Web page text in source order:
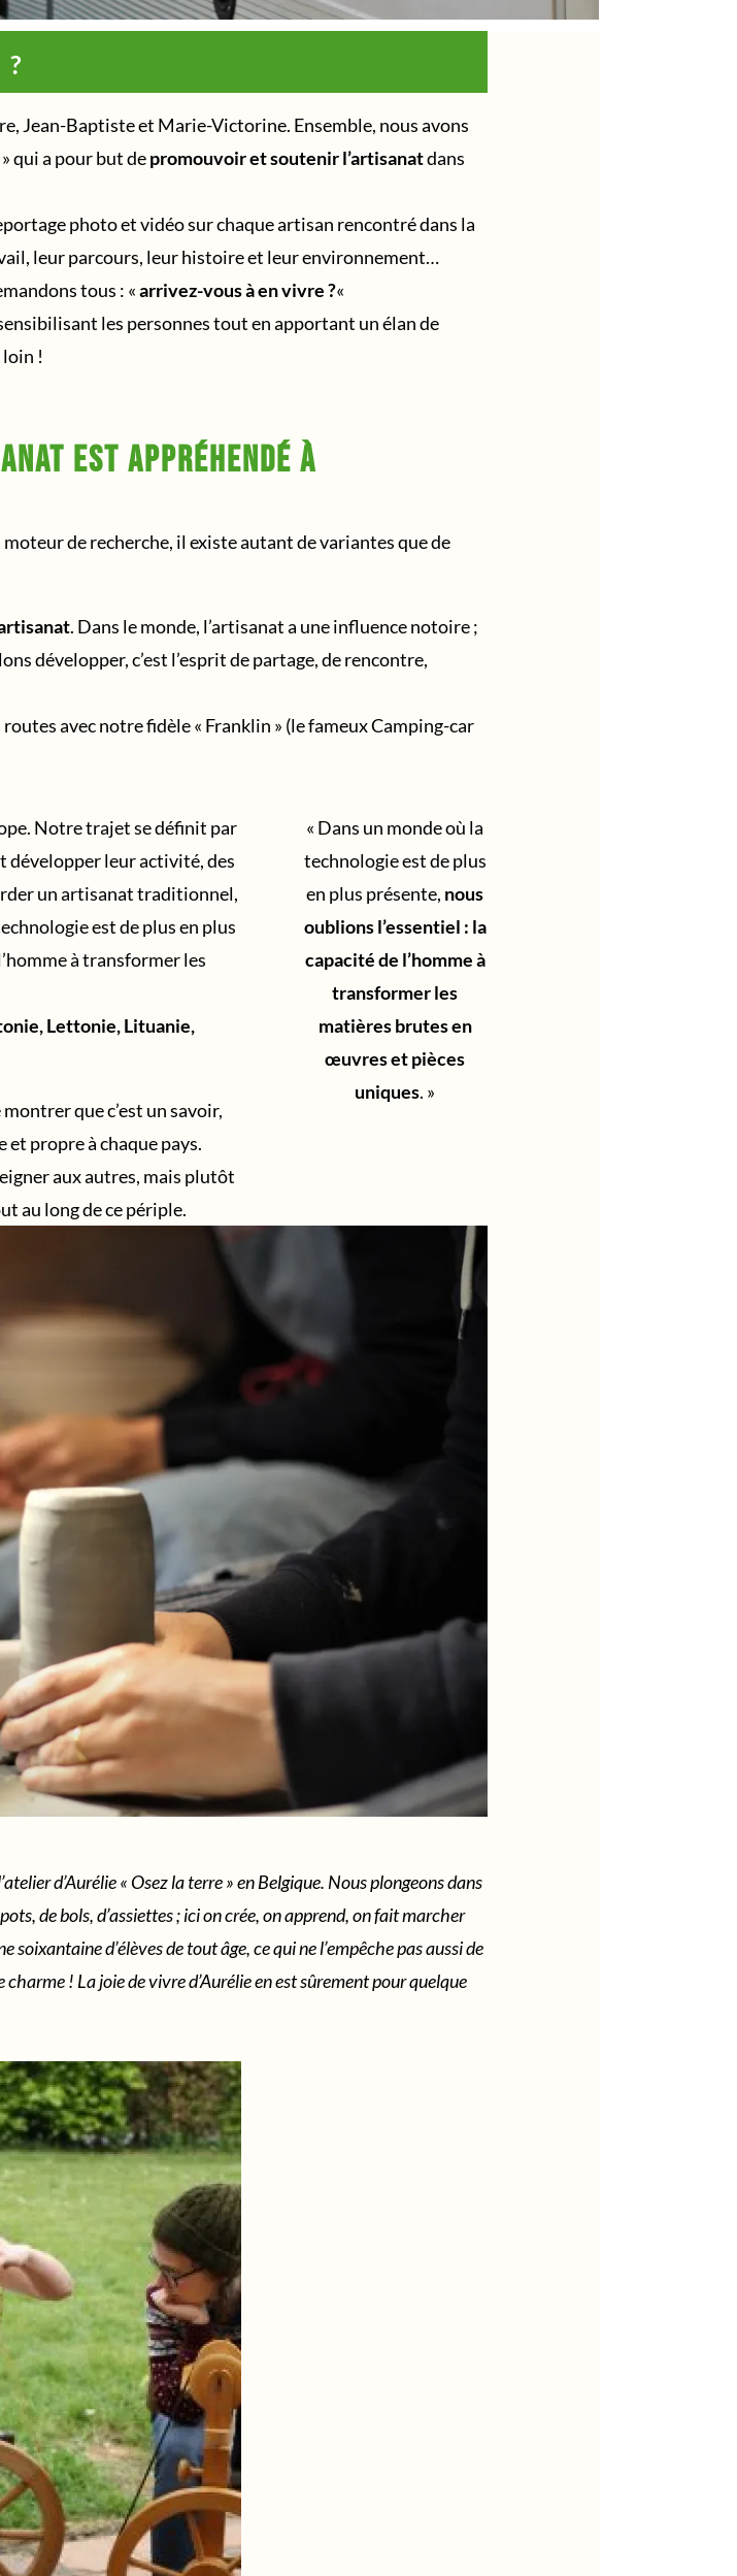
Jean-Baptiste et Marie-Victorine. Ensemble, nous avons
qui a pour but depromouvoir et soutenir l’artisanatdans
photo et vidéo sur chaque artisan rencontré dans la
leur parcours, leur histoire et leur environnement…
tous : «arrivez-vous à en vivre ?«
les personnes tout en apportant un élan de
!
est appréhendé à
moteur de recherche, il existe autant de variantes que de
. Dans le monde, l’artisanat a une influence notoire ;
développer, c’est l’esprit de partage, de rencontre,
avec notre fidèle « Franklin » (le fameux Camping-car
Notre trajet se définit par
développer leur activité, des
un artisanat traditionnel,
est de plus en plus
à transformer les
Lettonie, Lituanie,
que c’est un savoir,
propre à chaque pays.
aux autres, mais plutôt
au long de ce périple.
« Dans un monde où la
technologie est de plus
en plus présente, nous
oublions l’essentiel : la
capacité de l’homme à
transformer les
matières brutes en
œuvres et pièces
uniques. »
d’Aurélie « Osez la terre » en Belgique. Nous plongeons dans
de bols, d’assiettes ; ici on crée, on apprend, on fait marcher
d’élèves de tout âge, ce qui ne l’empêche pas aussi de
! La joie de vivre d’Aurélie en est sûrement pour quelque